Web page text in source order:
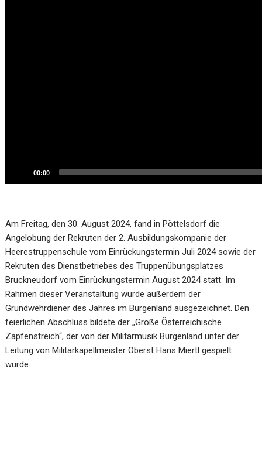
00:00
.
Am Freitag, den 30. August 2024, fand in Pöttelsdorf die
Angelobung der Rekruten der 2. Ausbildungskompanie der
Heerestruppenschule vom Einrückungstermin Juli 2024 sowie der
Rekruten des Dienstbetriebes des Truppenübungsplatzes
Bruckneudorf vom Einrückungstermin August 2024 statt. Im
Rahmen dieser Veranstaltung wurde außerdem der
Grundwehrdiener des Jahres im Burgenland ausgezeichnet. Den
feierlichen Abschluss bildete der „Große Österreichische
Zapfenstreich“, der von der Militärmusik Burgenland unter der
Leitung von Militärkapellmeister Oberst Hans Miertl gespielt
wurde.